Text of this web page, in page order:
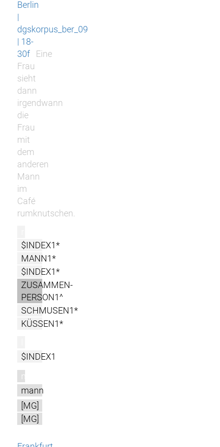
Berlin
|
dgskorpus_ber_09
| 18-
30f
Eine
Frau
sieht
dann
irgendwann
die
Frau
mit
dem
anderen
Mann
im
Café
rumknutschen.
$INDEX1*
MANN1*
$INDEX1*
ZUSAMMEN-
PERSON1^
SCHMUSEN1*
KÜSSEN1*
$INDEX1
m
mann
[MG]
[MG]